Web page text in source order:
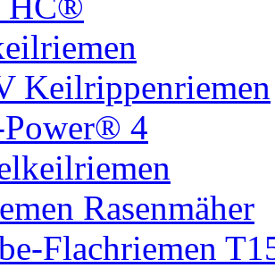
Keilrippenriemen
Power® 4
Rasenmäher
Flachriemen